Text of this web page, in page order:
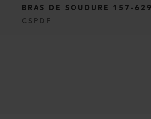
BRAS DE SOUDURE 157-629
CS PDF